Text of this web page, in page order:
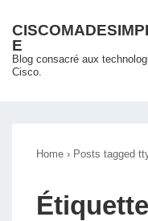
passer
au
contenu
E
Blog consacré aux
Cisco.
Home › Posts tagged